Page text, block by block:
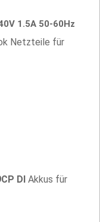
1.5A 50-60Hz
Netzteile für
DI Akkus für